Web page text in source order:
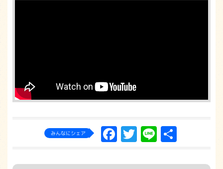
みんなにシェア Facebook
Twitter
Line
有